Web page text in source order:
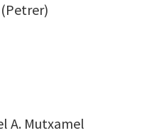
A. Mutxamel